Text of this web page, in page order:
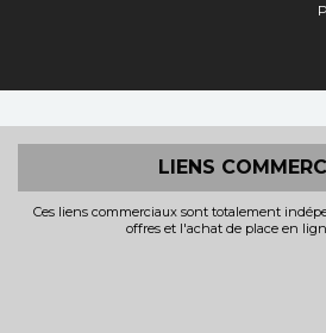
LIENS
Ces liens commerciaux sont totalement
offres et l'achat de place en